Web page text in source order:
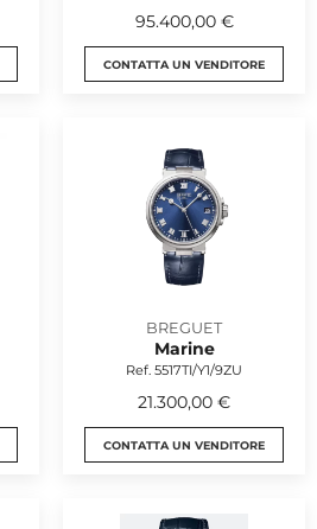
95.400,00 €
CONTATTA UN VENDITORE
BREGUET
Marine
Ref. 5517TI/Y1/9ZU
21.300,00 €
CONTATTA UN VENDITORE